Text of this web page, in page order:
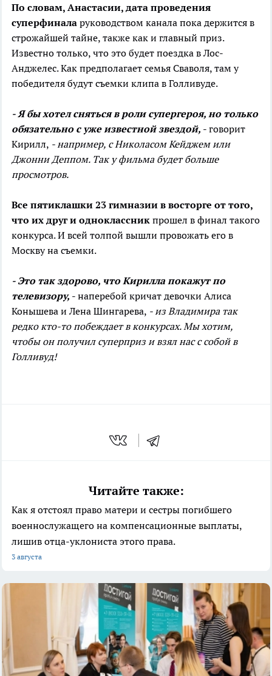
По словам, Анастасии, дата проведения
суперфинала руководством канала пока держится в
строжайшей тайне, также как и главный приз.
Известно только, что это будет поездка в Лос-
Анджелес. Как предполагает семья Сваволя, там у
победителя будут съемки клипа в Голливуде.
- Я бы хотел сняться в роли супергероя, но только
обязательно с уже известной звездой, - говорит
Кирилл, - например, с Николасом Кейджем или
Джонни Деппом. Так у фильма будет больше
просмотров.
Все пятиклашки 23 гимназии в восторге от того,
что их друг и одноклассник прошел в финал такого
конкурса. И всей толпой вышли провожать его в
Москву на съемки.
- Это так здорово, что Кирилла покажут по
телевизору, - наперебой кричат девочки Алиса
Конышева и Лена Шингарева, - из Владимира так
редко кто-то побеждает в конкурсах. Мы хотим,
чтобы он получил суперприз и взял нас с собой в
Голливуд!
Читайте также:
Как я отстоял право матери и сестры погибшего
военнослужащего на компенсационные выплаты,
лишив отца-уклониста этого права.
3 августа